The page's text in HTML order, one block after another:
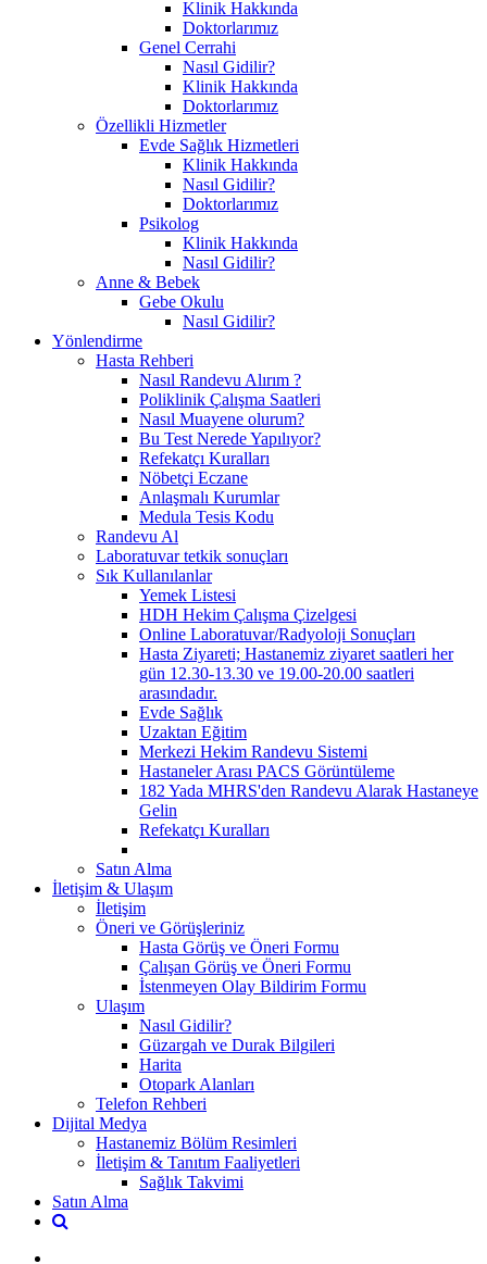
Klinik Hakkında
Doktorlarımız
Genel Cerrahi
Nasıl Gidilir?
Klinik Hakkında
Doktorlarımız
Özellikli Hizmetler
Evde Sağlık Hizmetleri
Klinik Hakkında
Nasıl Gidilir?
Doktorlarımız
Psikolog
Klinik Hakkında
Nasıl Gidilir?
Anne & Bebek
Gebe Okulu
Nasıl Gidilir?
Yönlendirme
Hasta Rehberi
Nasıl Randevu Alırım ?
Poliklinik Çalışma Saatleri
Nasıl Muayene olurum?
Bu Test Nerede Yapılıyor?
Refekatçı Kuralları
Nöbetçi Eczane
Anlaşmalı Kurumlar
Medula Tesis Kodu
Randevu Al
Laboratuvar tetkik sonuçları
Sık Kullanılanlar
Yemek Listesi
HDH Hekim Çalışma Çizelgesi
Online Laboratuvar/Radyoloji Sonuçları
Hasta Ziyareti; Hastanemiz ziyaret saatleri her
gün 12.30-13.30 ve 19.00-20.00 saatleri
arasındadır.
Evde Sağlık
Uzaktan Eğitim
Merkezi Hekim Randevu Sistemi
Hastaneler Arası PACS Görüntüleme
182 Yada MHRS'den Randevu Alarak Hastaneye
Gelin
Refekatçı Kuralları
Satın Alma
İletişim & Ulaşım
İletişim
Öneri ve Görüşleriniz
Hasta Görüş ve Öneri Formu
Çalışan Görüş ve Öneri Formu
İstenmeyen Olay Bildirim Formu
Ulaşım
Nasıl Gidilir?
Güzargah ve Durak Bilgileri
Harita
Otopark Alanları
Telefon Rehberi
Dijital Medya
Hastanemiz Bölüm Resimleri
İletişim & Tanıtım Faaliyetleri
Sağlık Takvimi
Satın Alma